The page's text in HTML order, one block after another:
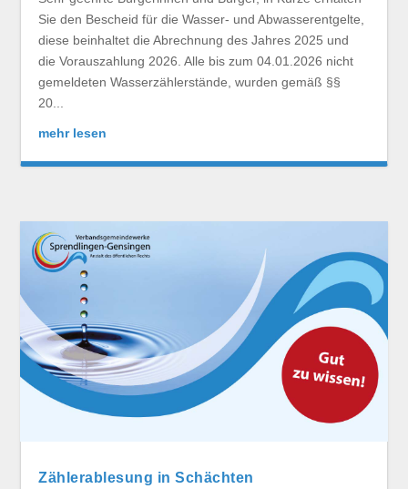
Sie den Bescheid für die Wasser- und Abwasserentgelte,
diese beinhaltet die Abrechnung des Jahres 2025 und
die Vorauszahlung 2026. Alle bis zum 04.01.2026 nicht
gemeldeten Wasserzählerstände, wurden gemäß §§
20...
mehr lesen
Zählerablesung in Schächten